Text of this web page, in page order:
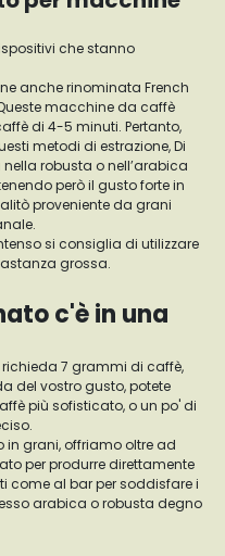
che stanno
anche rinominata French
macchine da caffè
di 4-5 minuti. Pertanto,
metodi di estrazione, Di
robusta o nell’arabica
però il gusto forte in
proveniente da grani
si consiglia di utilizzare
grossa.
c'è in una
7 grammi di caffè,
del vostro gusto, potete
più sofisticato, o un po' di
in grani, offriamo oltre ad
per produrre direttamente
come al bar per soddisfare i
arabica o robusta degno